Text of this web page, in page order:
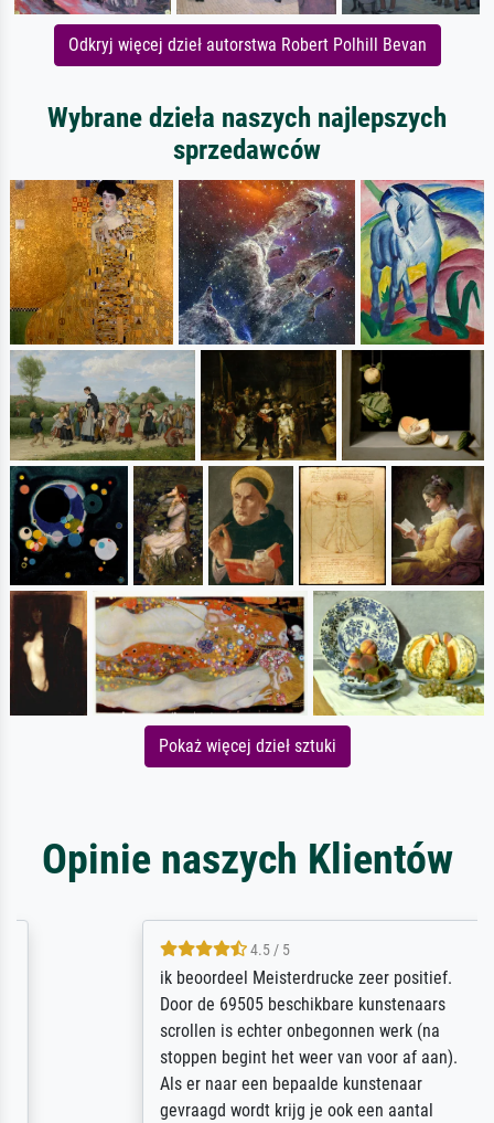
Odkryj więcej dzieł autorstwa Robert Polhill Bevan
Wybrane dzieła naszych najlepszych
sprzedawców
Pokaż więcej dzieł sztuki
Opinie naszych Klientów
4.5 / 5
ik beoordeel Meisterdrucke zeer positief.
Door de 69505 beschikbare kunstenaars
scrollen is echter onbegonnen werk (na
stoppen begint het weer van voor af aan).
Als er naar een bepaalde kunstenaar
gevraagd wordt krijg je ook een aantal